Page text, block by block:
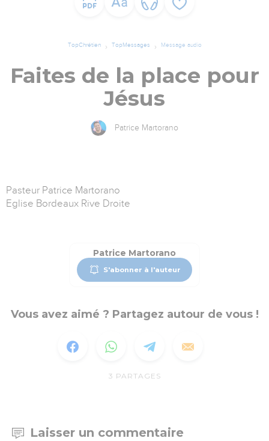
TopChrétien TopMessages Message audio
Faites de la place pour
Jésus
Patrice Martorano
Pasteur Patrice Martorano
Eglise Bordeaux Rive Droite
Patrice Martorano
S'abonner à l'auteur
Vous avez aimé ? Partagez autour de vous !
3 PARTAGES
Laisser un commentaire